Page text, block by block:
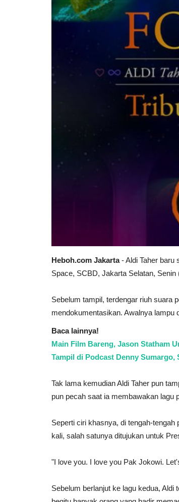
Heboh.com Jakarta-Aldi Taher baru
Space, SCBD, Jakarta Selatan,
Sebelum tampil, terdengar riuh suara
mendokumentasikan. Awalnya lampu
Baca lainnya!
Main Film Bareng, Jason Statham
Tampil di Podcast Denny Sumargo,
Tak lama kemudian Aldi Taher pun
pun pecah saat ia membawakan lagu
Seperti ciri khasnya, di tengah-tengah
kali, salah satunya ditujukan untuk
"I love you. I love you Pak Jokowi.
Sebelum berlanjut ke lagu kedua,